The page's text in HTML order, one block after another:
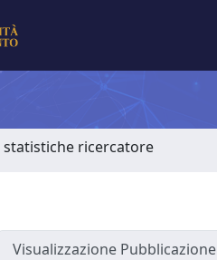
statistiche ricercatore
Visualizzazione Pubblicazione